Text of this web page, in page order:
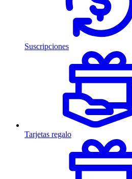
Suscripciones
Tarjetas regalo